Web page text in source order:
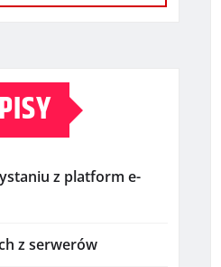
z platform e-
z serwerów